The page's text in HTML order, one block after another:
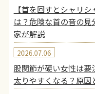
【首を回すとシャリ
は？危険な首の音の
家が解説
股関節が硬い女性は要
太りやすくなる？原
2026.07.06